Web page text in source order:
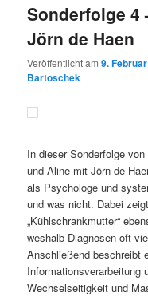
Sonderfolge
Jörn de Haen
Veröffentlicht am9.
Bartoschek
In dieser Sonderfolge
und Aline mit Jörn de
als Psychologe und
und was nicht. Dabei
„Kühlschrankmutter“
weshalb Diagnosen oft
Anschließend beschreibt
Wechselseitigkeit und